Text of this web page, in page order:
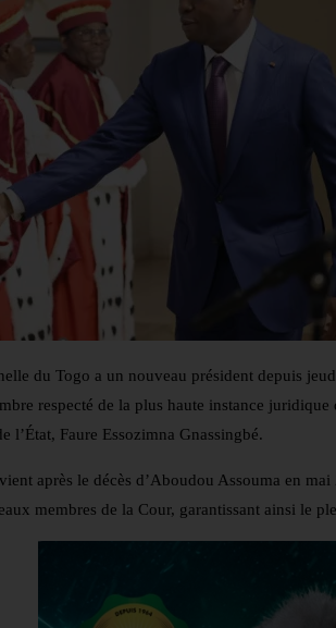
du Togo a un nouveau président depuis
respecté de la plus haute instance
l’État, Faure Essozimna Gnassingbé.
après le décès d’Aboudou Assouma en
membres de la Cour, garantissant ainsi le